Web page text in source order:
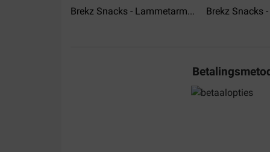
Brekz Snacks - Lammetarm... Brekz Snacks